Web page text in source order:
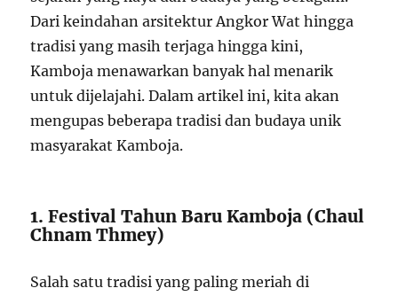
Dari keindahan arsitektur Angkor Wat hingga
tradisi yang masih terjaga hingga kini,
Kamboja menawarkan banyak hal menarik
untuk dijelajahi. Dalam artikel ini, kita akan
mengupas beberapa tradisi dan budaya unik
masyarakat Kamboja.
1. Festival Tahun Baru Kamboja (Chaul
Chnam Thmey)
Salah satu tradisi yang paling meriah di